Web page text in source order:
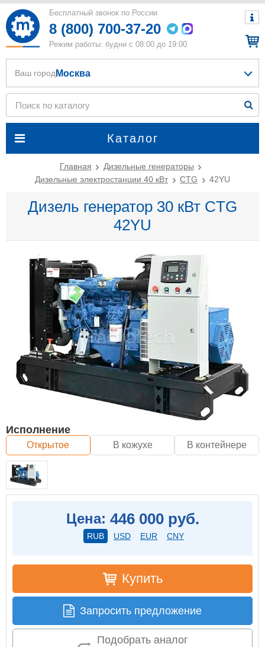
Бесплатный звонок по России
8 (800) 700-37-20
Режим работы: будни с 08:00 до 19:00
Каталог
Ваш город Москва
Главная
Дизельные генераторы
Дизельные электростанции 40 кВт
CTG 42YU
Дизель генератор 30 кВт CTG
42YU
Исполнение
Открытое В кожухе В контейнере
Цена: 446 000 руб.
RUB USD EUR CNY
Купить
Запросить предложение
Подобрать аналог